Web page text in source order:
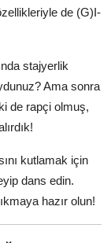
de (G)I-
stajyerlik
Ama sonra
de rapçi olmuş,
kutlamak için
dans edin.
hazır olun!